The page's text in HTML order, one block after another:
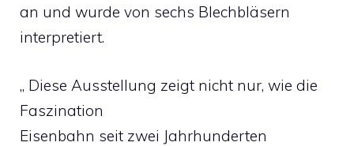
an und wurde von sechs Blechbläsern
interpretiert.
„ Diese Ausstellung zeigt nicht nur, wie die
Faszination
Eisenbahn seit zwei Jahrhunderten